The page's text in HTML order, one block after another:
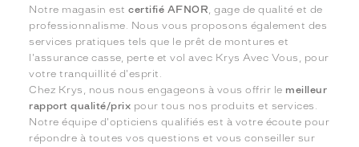
Notre magasin estcertifié AFNOR , gage de qualité et de
professionnalisme. Nous vous proposons également des
services pratiques tels que le prêt de montures et
l'assurance casse, perte et vol avec Krys Avec Vous, pour
votre tranquillité d'esprit.
Chez Krys, nous nous engageons à vous offrir le meilleur
rapport qualité/prix pour tous nos produits et services.
Notre équipe d'opticiens qualifiés est à votre écoute pour
répondre à toutes vos questions et vous conseiller sur